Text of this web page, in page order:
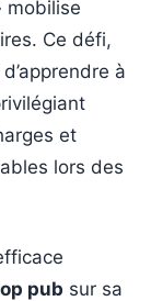
mobilise
Ce défi,
à
et
lors des
pub sur sa